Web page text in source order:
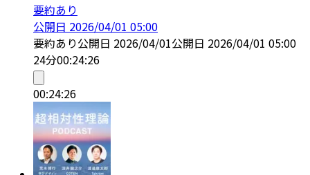
要約あり
公開日 2026/04/01 05:00
要約あり公開日 2026/04/01公開日 2026/04/01 05:00
24分00:24:26
00:24:26